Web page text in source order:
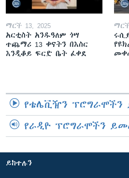
ማርች 13, 2025
አርቲስት አንዱዓለም ጎሣ
ተጨማሪ 13 ቀናትን በእስር
እንዲቆይ ፍርድ ቤት ፈቀደ
ማርች
የቴሌቪዥን ፕሮግራሞችን
የራዲዮ ፕሮግራሞችን
ይከተሉን